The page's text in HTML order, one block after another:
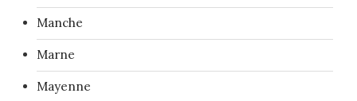
Manche
Marne
Mayenne